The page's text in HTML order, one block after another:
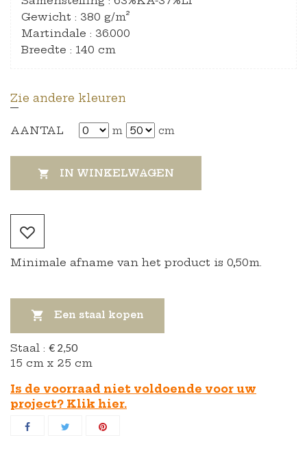
Gewicht : 380 g/m²
Martindale : 36.000
Breedte : 140 cm
Zie andere kleuren
AANTAL m cm
 IN WINKELWAGEN
Minimale afname van het product is 0,50m.
 Een staal kopen
Staal : € 2,50
15 cm x 25 cm
Is de voorraad niet voldoende voor uw
project? Klik hier.